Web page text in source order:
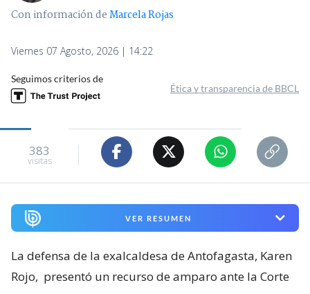
Con información deMarcela Rojas
Viernes 07 Agosto, 2026 | 14:22
Seguimos criterios de
Ética y transparencia de BBCL
383
visitas
VER RESUMEN
La defensa de la exalcaldesa de Antofagasta, Karen
Rojo, presentó un recurso de amparo ante la Corte